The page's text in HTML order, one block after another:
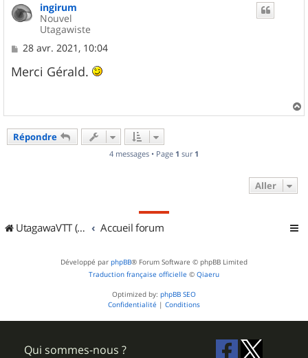
ingirum
Nouvel
Utagawiste
M
s
s
e
28 avr. 2021, 10:04
Merci Gérald.
a
Répondre
4 messages • Page 1 sur 1
Aller
UtagawaVTT (Randos VTT et VTTAE avec traces GPS) Accueil forum
Développé par phpBB® Forum Software © phpBB Limited
Traduction française officielle © Qiaeru
Optimized by: phpBB SEO
Confidentialité | Conditions
Qui sommes-nous ?